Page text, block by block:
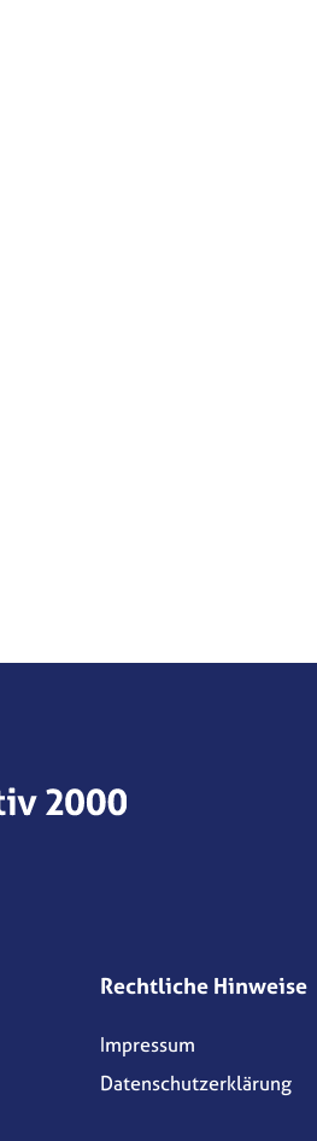
Rechtliche Hinweise
Impressum
Datenschutzerklärung